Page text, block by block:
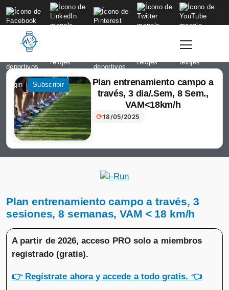
to
content
Login Subscribir
Plan entrenamiento campo a
través, 3 dia/.Sem, 8 Sem.,
VAM<18km/h
⟳18/05/2025
Plan entrenamiento campo a través, 3
sesiones, 8 semanas, VAM < 18 km/h
A partir de 2026, acceso PRO solo a miembros
registrado (gratis).
👉 Regístrate ahora y accede a todo gratis. 👈